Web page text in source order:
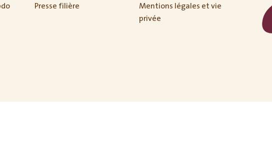
Presse filière
Mentions légales et vie
privée